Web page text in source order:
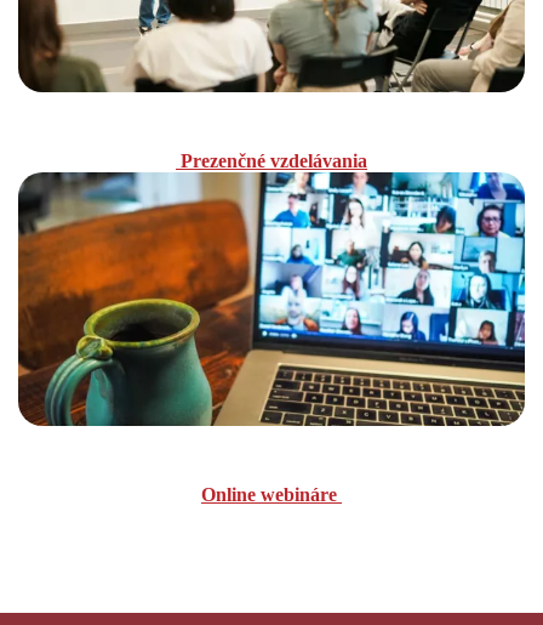
Prezenčné vzdelávania
Online webináre